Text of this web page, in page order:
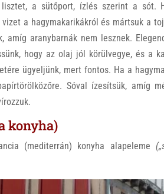
a sütőport, ízlés szerint a sót.
a hagymakarikákról és mártsuk a
amíg aranybarnák nem lesznek.
hogy az olaj jól körülvegye, és a
ügyeljünk, mert fontos. Ha a
Sóval ízesítsük, amíg
konyha)
(mediterrán) konyha alapeleme